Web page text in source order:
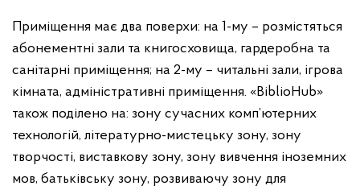
Приміщення має два поверхи: на 1-му – розмістяться
абонементні зали та книгосховища, гардеробна та
санітарні приміщення; на 2-му – читальні зали, ігрова
кімната, адміністративні приміщення. «BiblioHub»
також поділено на: зону сучасних комп’ютерних
технологій, літературно-мистецьку зону, зону
творчості, виставкову зону, зону вивчення іноземних
мов, батьківську зону, розвиваючу зону для